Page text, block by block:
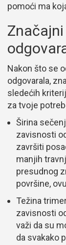
pomoći ma
Nakon što se
odgovarala,
sledećih
za tvoje
Širina
zavisnosti
završiti
manjih
presudnog
površine,
Težina
zavisnosti
važi da su
da svakako